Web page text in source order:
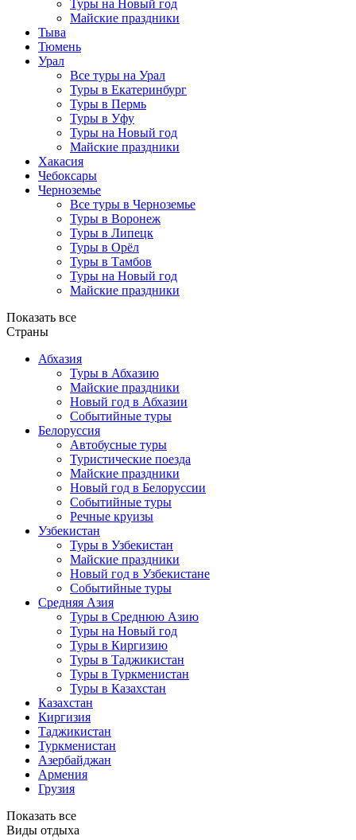
Туры на Новый год
Майские праздники
Тыва
Тюмень
Урал
Все туры на Урал
Туры в Екатеринбург
Туры в Пермь
Туры в Уфу
Туры на Новый год
Майские праздники
Хакасия
Чебоксары
Черноземье
Все туры в Черноземье
Туры в Воронеж
Туры в Липецк
Туры в Орёл
Туры в Тамбов
Туры на Новый год
Майские праздники
Показать все
Страны
Абхазия
Туры в Абхазию
Майские праздники
Новый год в Абхазии
Событийные туры
Белоруссия
Автобусные туры
Туристические поезда
Майские праздники
Новый год в Белоруссии
Событийные туры
Речные круизы
Узбекистан
Туры в Узбекистан
Майские праздники
Новый год в Узбекистане
Событийные туры
Средняя Азия
Туры в Среднюю Азию
Туры на Новый год
Туры в Киргизию
Туры в Таджикистан
Туры в Туркменистан
Туры в Казахстан
Казахстан
Киргизия
Таджикистан
Туркменистан
Азербайджан
Армения
Грузия
Показать все
Виды отдыха